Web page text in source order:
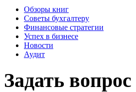
Обзоры книг
Советы бухгалтеру
Финансовые стратегии
Успех в бизнесе
Новости
Аудит
Задать вопрос